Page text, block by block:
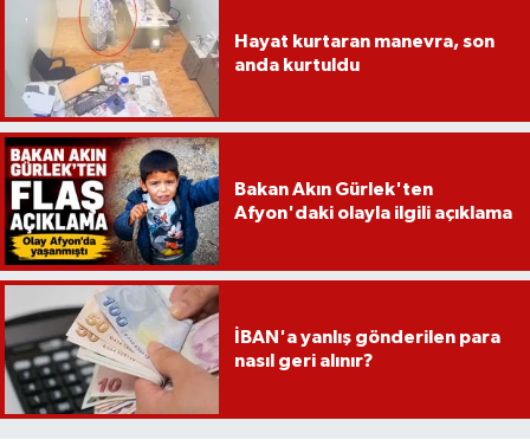
Hayat kurtaran manevra, son
anda kurtuldu
Bakan Akın Gürlek'ten
Afyon'daki olayla ilgili açıklama
İBAN'a yanlış gönderilen para
nasıl geri alınır?